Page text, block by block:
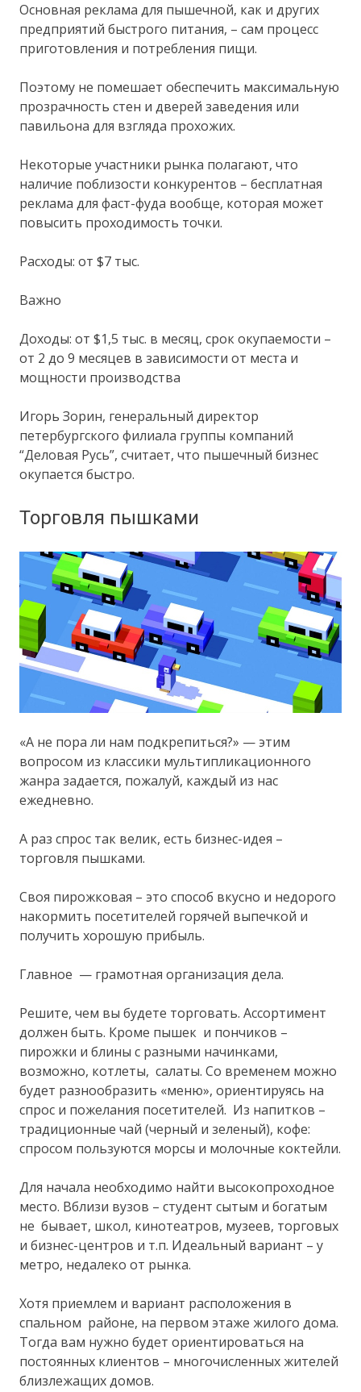
Основная реклама для пышечной, как и других
предприятий быстрого питания, – сам процесс
приготовления и потребления пищи.
Поэтому не помешает обеспечить максимальную
прозрачность стен и дверей заведения или
павильона для взгляда прохожих.
Некоторые участники рынка полагают, что
наличие поблизости конкурентов – бесплатная
реклама для фаст-фуда вообще, которая может
повысить проходимость точки.
Расходы: от $7 тыс.
Важно
Доходы: от $1,5 тыс. в месяц, срок окупаемости –
от 2 до 9 месяцев в зависимости от места и
мощности производства
Игорь Зорин, генеральный директор
петербургского филиала группы компаний
“Деловая Русь”, считает, что пышечный бизнес
окупается быстро.
Торговля пышками
«А не пора ли нам подкрепиться?» — этим
вопросом из классики мультипликационного
жанра задается, пожалуй, каждый из нас
ежедневно.
А раз спрос так велик, есть бизнес-идея –
торговля пышками.
Своя пирожковая – это способ вкусно и недорого
накормить посетителей горячей выпечкой и
получить хорошую прибыль.
Главное — грамотная организация дела.
Решите, чем вы будете торговать. Ассортимент
должен быть. Кроме пышек и пончиков –
пирожки и блины с разными начинками,
возможно, котлеты, салаты. Со временем можно
будет разнообразить «меню», ориентируясь на
спрос и пожелания посетителей. Из напитков –
традиционные чай (черный и зеленый), кофе:
спросом пользуются морсы и молочные коктейли.
Для начала необходимо найти высокопроходное
место. Вблизи вузов – студент сытым и богатым
не бывает, школ, кинотеатров, музеев, торговых
и бизнес-центров и т.п. Идеальный вариант – у
метро, недалеко от рынка.
Хотя приемлем и вариант расположения в
спальном районе, на первом этаже жилого дома.
Тогда вам нужно будет ориентироваться на
постоянных клиентов – многочисленных жителей
близлежащих домов.